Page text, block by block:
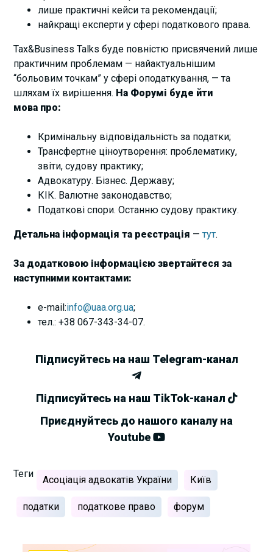
лише практичні кейси та рекомендації;
найкращі експерти у сфері податкового права.
Tax&Business Talks буде повністю присвячений лише
практичним проблемам — найактуальнішим
“больовим точкам” у сфері оподаткування, — та
шляхам їх вирішення. На Форумі буде йти
мова про:
Кримінальну відповідальність за податки;
Трансфертне ціноутворення: проблематику,
звіти, судову практику;
Адвокатуру. Бізнес. Державу;
КІК. Валютне законодавство;
Податкові спори. Останню судову практику.
Детальна інформація та реєстрація —тут.
За додатковою інформацією звертайтеся за
наступними контактами:
e-mail:info@uaa.org.ua;
тел.: +38 067-343-34-07.
Підписуйтесь на наш Telegram-канал
Підписуйтесь на наш TikTok-канал
Приєднуйтесь до нашого каналу на
Youtube
Теги
Асоціація адвокатів України Київ
податки податкове право форум